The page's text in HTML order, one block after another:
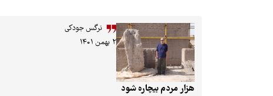
نرگس جودکی
۲ بهمن ۱۴۰۱
هزار مردم بیچاره شود